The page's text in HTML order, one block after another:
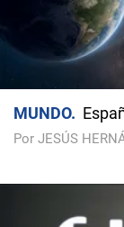
MUNDO
Por JESÚS